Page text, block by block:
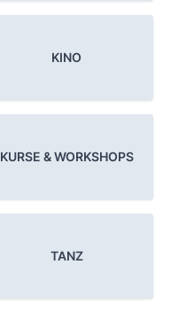
KINO
KURSE & WORKSHOPS
TANZ